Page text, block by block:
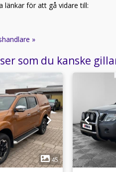
länkar för att gå vidare till:
»
som du kanske
45